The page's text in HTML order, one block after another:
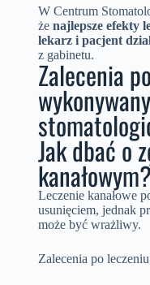
W Centrum
że najlepsze efekty
lekarz i pacjent
z gabinetu.
Zalecenia
Jak dbać o
Leczenie kanałowe
usunięciem, jednak
może być wrażliwy.
Zalecenia po